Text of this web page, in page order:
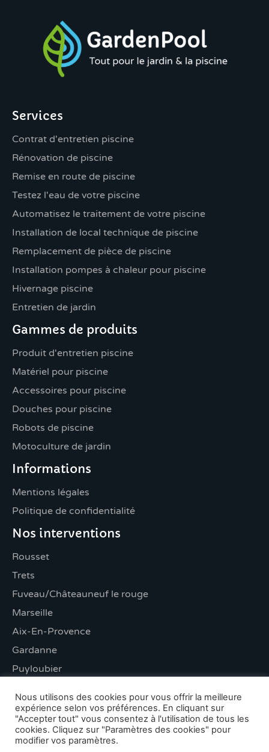
Services
Contrat d'entretien piscine
Rénovation de piscine
Remise en route de piscine
Testez l'eau de votre piscine
Automatisez le traitement de votre piscine
Installation de local technique de piscine
Remplacement de pièce de piscine
Installation pompes à chaleur pour piscine
Hivernage piscine
Entretien de jardin
Gammes de produits
Produit d'entretien piscine
Matériel pour piscine
Accessoires pour piscine
Douches pour piscine
Robots de piscine
Motoculture de jardin
Informations
Mentions légales
Politique de confidentialité
Nos interventions
Rousset
Trets
Fuveau/Châteauneuf le rouge
Marseille
Aix-En-Provence
Gardanne
Puyloubier
© Garden Pool - Tous droits réservés 2021
Nous utilisons des cookies pour vous offrir la meilleure
expérience selon vos préférences. En cliquant sur
"Accepter tout" vous consentez à l'utilisation de tous les
cookies. Cliquez sur "Paramètres des cookies" pour
modifier vos paramètres.